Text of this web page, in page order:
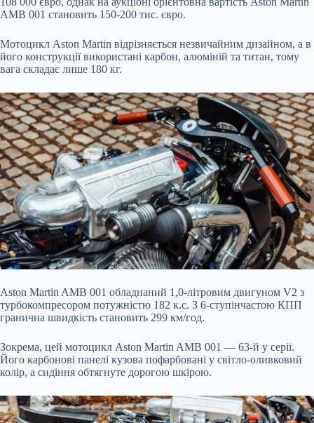
AMB 001 становить 150-200 тис. євро.
Мотоцикл Aston Martin відрізняється незвичайним дизайном, а в
його конструкції використані карбон, алюміній та титан, тому
вага складає лише 180 кг.
Aston Martin AMB 001 обладнаний 1,0-літровим двигуном V2 з
турбокомпресором потужністю 182 к.с. З 6-ступінчастою КПП
гранична швидкість становить 299 км/год.
Зокрема, цей мотоцикл Aston Martin AMB 001 — 63-й у серії.
Його карбонові панелі кузова пофарбовані у світло-оливковий
колір, а сидіння обтягнуте дорогою шкірою.